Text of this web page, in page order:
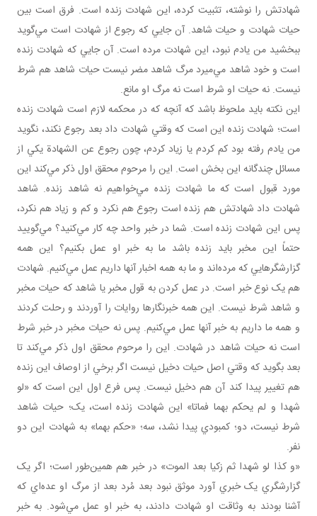
شهادتش را نوشته، تثبيت کرده، اين شهادت زنده است. فرق است بين
حيات شهادت و حيات شاهد. آن جايي که رجوع از شهادت است مي‌گويد
ببخشيد من يادم نبود، اين شهادت مرده است. آن جايي که شهادت زنده
است و خود شاهد مي‌ميرد مرگ شاهد مضر نيست حيات شاهد هم شرط
نيست. نه حيات او شرط است نه مرگ او مانع.
اين نکته بايد ملحوظ باشد که آنچه که در محکمه لازم است شهادت زنده
است؛ شهادت زنده اين است که وقتي شهادت داد بعد رجوع نکند، نگويد
من يادم رفته بود کم کردم يا زياد کردم، چون رجوع عن الشهادة يکي از
مسائل چندگانه اين بخش است. اين را مرحوم محقق اول ذکر مي‌کند اين
مورد قبول است که ما شهادت زنده مي‌خواهيم نه شاهد زنده. شاهد
شهادت داد شهادتش هم زنده است رجوع هم نکرد و کم و زياد هم نکرد،
پس اين شهادت زنده است. شما در خبر واحد چه کار مي‌کنيد؟ مي‌گوييد
حتماً اين مخبر بايد زنده باشد ما به خبر او عمل بکنيم؟ اين همه
گزارشگرهايي که مرده‌اند و ما به همه اخبار آنها داريم عمل مي‌کنيم. شهادت
هم يک نوع خبر است. در عمل کردن به قول مخبر يا شاهد که حيات مخبر
و شاهد شرط نيست. اين همه خبرنگارها روايات را آوردند و رحلت کردند
و همه ما داريم به خبر آنها عمل مي‌کنيم. پس نه حيات مخبر در خبر شرط
است نه حيات شاهد در شهادت. اين را مرحوم محقق اول ذکر مي‌کند تا
بعد بگويد که وقتي اصل حيات دخيل نيست اگر برخي از اوصاف اين زنده
هم تغيير پيدا کند آن هم دخيل نيست. پس فرع اول اين است که «لو
شهدا و لم يحکم بهما فماتا» اين شهادت زنده است، يک؛ حيات شاهد
شرط نيست، دو؛ کمبودي پيدا نشد، سه؛ «حکم بهما» به شهادت اين دو
نفر.
«و کذا لو شهدا ثم زکيا بعد الموت» در خبر هم همين‌طور است؛ اگر يک
گزارشگري يک خبري آورد موثق نبود بعد مُرد بعد از مرگ او عده‌اي که
آشنا بودند به وثاقت او شهادت دادند، به خبر او عمل مي‌شود. به خبر